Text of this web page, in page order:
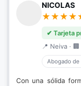
NICOLAS
✔ Tarjeta
📍 Neiva ·
Abogado de
Con una sólida